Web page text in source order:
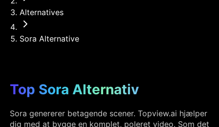
Alternatives
Sora Alternative
Top Sora Alternativ
Sora genererer betagende scener. Topview.ai hjælper
dig med at bygge en komplet, poleret video. Som det